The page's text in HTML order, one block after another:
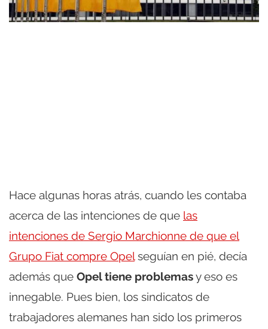
Hace algunas horas atrás, cuando les contaba
acerca de las intenciones de que las
intenciones de Sergio Marchionne de que el
Grupo Fiat compre Opelseguían en pié, decía
además que Opel tiene problemasy eso es
innegable. Pues bien, los sindicatos de
trabajadores alemanes han sido los primeros